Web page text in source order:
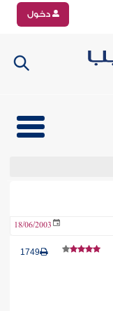
دخول
18/06/2003
1749